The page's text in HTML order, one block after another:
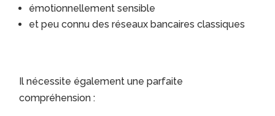
émotionnellement sensible
et peu connu des réseaux bancaires classiques
Il nécessite également une parfaite
compréhension :